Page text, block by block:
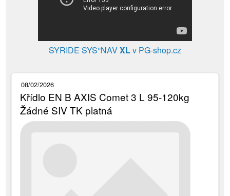
SYRIDE SYS°NAVXLv PG-shop.cz
08/02/2026
Křídlo EN B AXIS Comet 3 L 95-120kg
Žádné SIV TK platná